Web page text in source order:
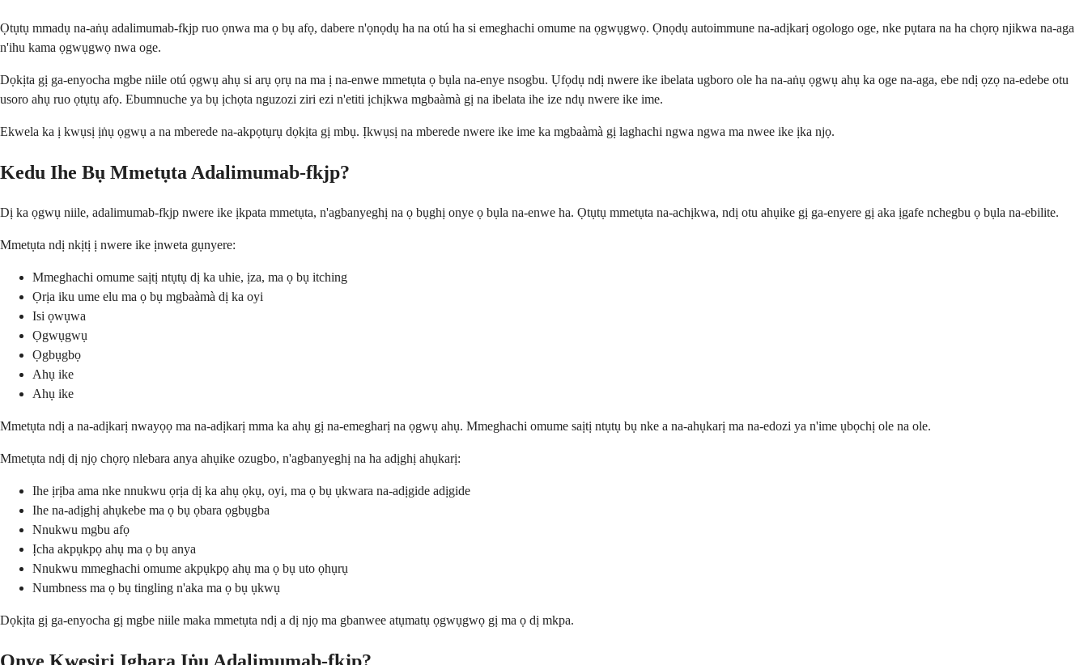
Ọtụtụ mmadụ na-aṅụ adalimumab-fkjp ruo ọnwa ma ọ bụ afọ, dabere n'ọnọdụ ha na otú ha si emeghachi omume na ọgwụgwọ. Ọnọdụ autoimmune na-adịkarị ogologo oge, nke pụtara na ha chọrọ njikwa na-aga
n'ihu kama ọgwụgwọ nwa oge.
Dọkịta gị ga-enyocha mgbe niile otú ọgwụ ahụ si arụ ọrụ na ma ị na-enwe mmetụta ọ bụla na-enye nsogbu. Ụfọdụ ndị nwere ike ibelata ugboro ole ha na-aṅụ ọgwụ ahụ ka oge na-aga, ebe ndị ọzọ na-edebe otu
usoro ahụ ruo ọtụtụ afọ. Ebumnuche ya bụ ịchọta nguzozi ziri ezi n'etiti ịchịkwa mgbaàmà gị na ibelata ihe ize ndụ nwere ike ime.
Ekwela ka ị kwụsị ịṅụ ọgwụ a na mberede na-akpọtụrụ dọkịta gị mbụ. Ịkwụsị na mberede nwere ike ime ka mgbaàmà gị laghachi ngwa ngwa ma nwee ike ịka njọ.
Kedu Ihe Bụ Mmetụta Adalimumab-fkjp?
Dị ka ọgwụ niile, adalimumab-fkjp nwere ike ịkpata mmetụta, n'agbanyeghị na ọ bụghị onye ọ bụla na-enwe ha. Ọtụtụ mmetụta na-achịkwa, ndị otu ahụike gị ga-enyere gị aka ịgafe nchegbu ọ bụla na-ebilite.
Mmetụta ndị nkịtị ị nwere ike ịnweta gụnyere:
Mmeghachi omume saịtị ntụtụ dị ka uhie, ịza, ma ọ bụ itching
Ọrịa iku ume elu ma ọ bụ mgbaàmà dị ka oyi
Isi ọwụwa
Ọgwụgwụ
Ọgbụgbọ
Ahụ ike
Ahụ ike
Mmetụta ndị a na-adịkarị nwayọọ ma na-adịkarị mma ka ahụ gị na-emegharị na ọgwụ ahụ. Mmeghachi omume saịtị ntụtụ bụ nke a na-ahụkarị ma na-edozi ya n'ime ụbọchị ole na ole.
Mmetụta ndị dị njọ chọrọ nlebara anya ahụike ozugbo, n'agbanyeghị na ha adịghị ahụkarị:
Ihe ịrịba ama nke nnukwu ọrịa dị ka ahụ ọkụ, oyi, ma ọ bụ ụkwara na-adịgide adịgide
Ihe na-adịghị ahụkebe ma ọ bụ ọbara ọgbụgba
Nnukwu mgbu afọ
Ịcha akpụkpọ ahụ ma ọ bụ anya
Nnukwu mmeghachi omume akpụkpọ ahụ ma ọ bụ uto ọhụrụ
Numbness ma ọ bụ tingling n'aka ma ọ bụ ụkwụ
Dọkịta gị ga-enyocha gị mgbe niile maka mmetụta ndị a dị njọ ma gbanwee atụmatụ ọgwụgwọ gị ma ọ dị mkpa.